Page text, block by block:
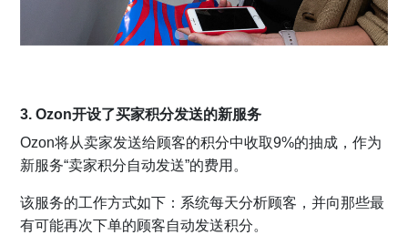
3. Ozon开设了买家积分发送的新服务
Ozon将从卖家发送给顾客的积分中收取9%的抽成，作为
新服务“卖家积分自动发送”的费用。
该服务的工作方式如下：系统每天分析顾客，并向那些最
有可能再次下单的顾客自动发送积分。